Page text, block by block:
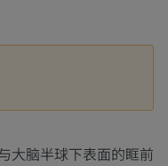
大脑半球下表面的眶前